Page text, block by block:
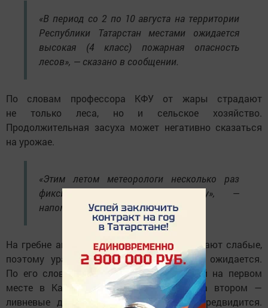
«В период со 2 по 10 августа на территории
Республики Татарстан местами ожидается
высокая (4 класс) пожарная опасность
лесов», — сказано в сообщении.
По словам профессора КФУ от жары страдают
не только леса, но и сельское хозяйство.
Продолжительная засуха может негативно сказаться
на урожае.
«Этим летом метеорологи несколько раз
фиксировали почвенную засуху», —
напомнил Переведенцев.
На гребне антициклона ветра обычно бывают слабые,
поэтому ураганов в ближайшие дни не ожидается.
По его словам, из опасных метеоявлений на первом
месте в Казани — сильный ветер, а на втором —
ливневые дожди, но их пока тоже не предвидится.